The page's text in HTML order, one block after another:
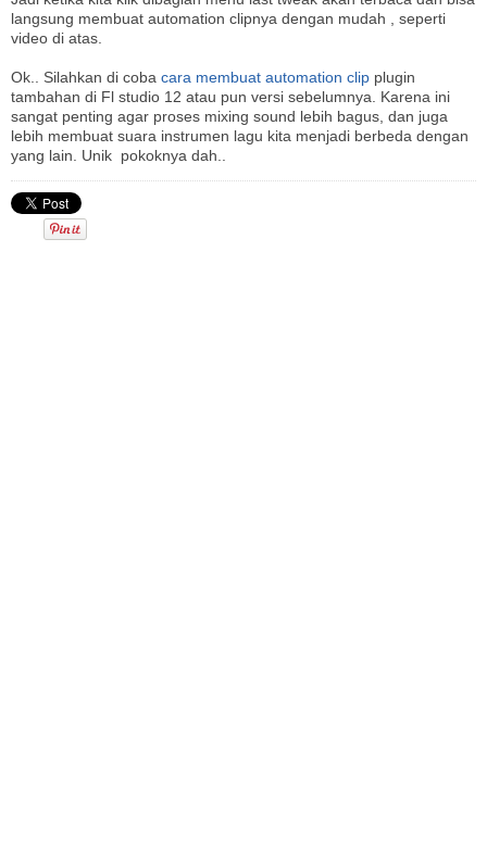
langsung membuat automation clipnya dengan mudah , seperti
video di atas.
Ok.. Silahkan di coba cara membuat automation clip plugin
tambahan di Fl studio 12 atau pun versi sebelumnya. Karena ini
sangat penting agar proses mixing sound lebih bagus, dan juga
lebih membuat suara instrumen lagu kita menjadi berbeda dengan
yang lain. Unik pokoknya dah..